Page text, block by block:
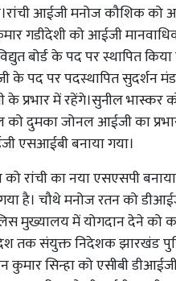
आईजी मनोज कौशिक को
गडीदेशी को आईजी
बोर्ड के पद पर स्थापित
के पद पर पदस्थापित
प्रभार में रहेंगे।सुनील भास्कर
दुमका जोनल आईजी का
एसआईबी बनाया गया।
रांची का नया एसएसपी
है। चौथे मनोज रतन को
मुख्यालय में योगदान देने को
तक संयुक्त निदेशक झारखंड
कुमार सिन्हा को एसीबी